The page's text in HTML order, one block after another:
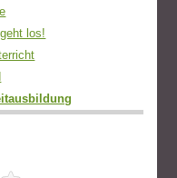
los!